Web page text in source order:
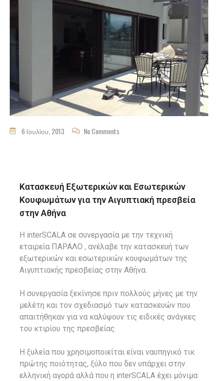
6 Ιουλίου, 2013 No Comments
Κατασκευή Εξωτερικών και Εσωτερικών
Κουφωμάτων για την Αιγυπτιακή πρεσβεία
στην Αθήνα
Η interSCALA σε συνεργασία με την τεχνική
εταιρεία ΠΑΡΑΛΟ , ανέλαβε την κατασκευή των
εξωτερικών και εσωτερικών κουφωμάτων της
Αιγυπτιακής πρεσβείας στην Αθήνα.
Η συνεργασία ξεκίνησε πριν πολλούς μήνες με την
μελέτη και τον σχεδιασμό των κατασκευών που
απαιτήθηκαν για να καλύψουν τις ειδικές ανάγκες
του κτιρίου της πρεσβείας.
Η ξυλεία που χρησιμοποιείται είναι ναυπηγικό τικ
πρώτης ποιότητας, ξύλο που δεν υπάρχει στην
ελληνική αγορά αλλά που η interSCALA έχει μόνιμα